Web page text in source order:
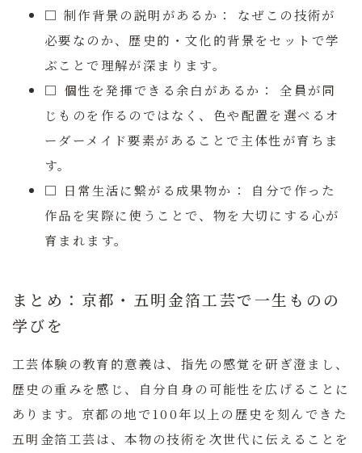
□ 制作背景の説明があるか：
なぜこの技術が
必要なのか、歴史的・文化的背景をセットで学
ぶことで理解が深まります。
□ 個性を発揮できる余白があるか：
全員が同
じものを作るのではなく、色や配置を選べるオ
ーダーメイド要素があることで主体性が育ちま
す。
□ 日常生活に繋がる成果物か：
自分で作った
作品を実際に使うことで、物を大切にする心が
育まれます。
まとめ：京都・五明金箔工芸で一生ものの
学びを
工芸体験の教育的意義は、指先の感覚を研ぎ澄まし、
歴史の重みを感じ、自分自身の可能性を広げることに
あります。京都の地で100年以上の歴史を刻んできた
五明金箔工芸は、本物の技術を次世代に伝えることを